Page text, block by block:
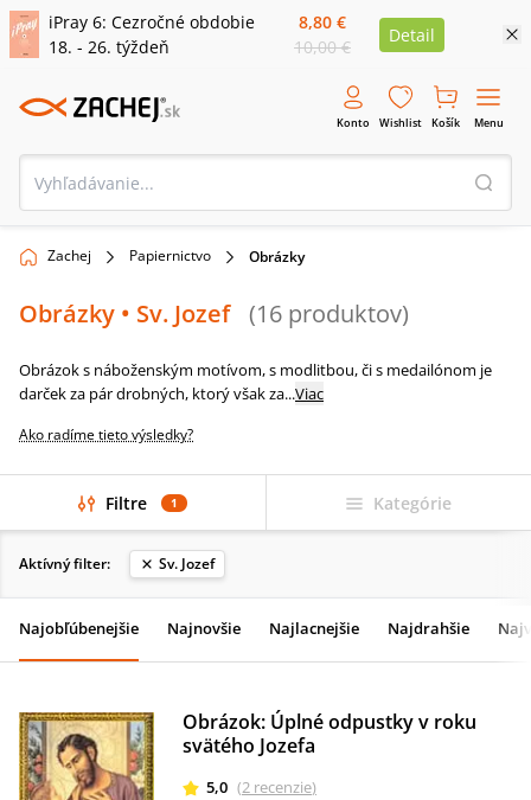
iPray 6: Cezročné obdobie
18. - 26. týždeň
8,80 €
10,00 €
Detail
Konto Wishlist Košík Menu
Zachej Papiernictvo Obrázky
Obrázky • Sv. Jozef (16 produktov)
Obrázok s náboženským motívom, s modlitbou, či s medailónom je
darček za pár drobných, ktorý však za...Viac
Ako radíme tieto výsledky?
Filtre 1 Kategórie
Najobľúbenejšie Najnovšie Najlacnejšie Najdrahšie
Aktívný filter: Sv. Jozef
Obrázok: Úplné odpustky v roku
svätého Jozefa
5,0 (2 recenzie)